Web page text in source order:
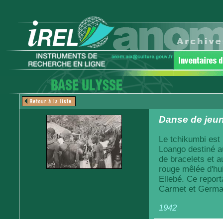
Danse de
Le tchikumbi est
Loango destiné
de bracelets et
rouge mêlée
Ellebé. Ce
Carmet et
1942